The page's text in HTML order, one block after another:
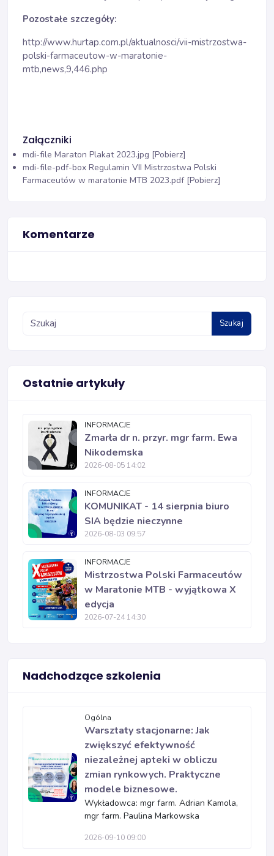
Pozostałe szczegóły:
http://www.hurtap.com.pl/aktualnosci/vii-mistrzostwa-
polski-farmaceutow-w-maratonie-
mtb,news,9,446.php
Załączniki
mdi-file Maraton Plakat 2023.jpg [Pobierz]
mdi-file-pdf-box Regulamin VII Mistrzostwa Polski
Farmaceutów w maratonie MTB 2023.pdf [Pobierz]
Komentarze
Szukaj
Ostatnie artykuły
INFORMACJE
Zmarła dr n. przyr. mgr farm. Ewa
Nikodemska
2026-08-05 14:02
INFORMACJE
KOMUNIKAT - 14 sierpnia biuro
SIA będzie nieczynne
2026-08-03 09:57
INFORMACJE
Mistrzostwa Polski Farmaceutów
w Maratonie MTB - wyjątkowa X
edycja
2026-07-24 14:30
Nadchodzące szkolenia
Ogólna
Warsztaty stacjonarne: Jak
zwiększyć efektywność
niezależnej apteki w obliczu
zmian rynkowych. Praktyczne
modele biznesowe.
Wykładowca: mgr farm. Adrian Kamola,
mgr farm. Paulina Markowska
2026-09-10 09:00